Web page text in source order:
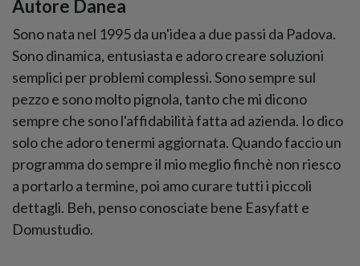
Autore Danea
Sono nata nel 1995 da un'idea a due passi da Padova.
Sono dinamica, entusiasta e adoro creare soluzioni
semplici per problemi complessi. Sono sempre sul
pezzo e sono molto pignola, tanto che mi dicono
sempre che sono l'affidabilità fatta ad azienda. Io dico
solo che adoro tenermi aggiornata. Quando faccio un
programma do sempre il mio meglio finchè non riesco
a portarlo a termine, poi amo curare tutti i piccoli
dettagli. Beh, penso conosciate bene Easyfatt e
Domustudio.